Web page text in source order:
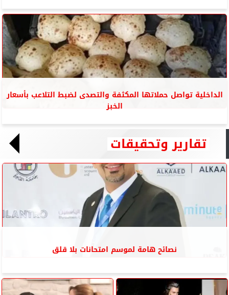
الداخلية تواصل حملاتها المكثفة والتصدى لضبط التلاعب بأسعار
الخبز
تقارير وتحقيقات
نصائح هامة لموسم امتحانات بلا قلق